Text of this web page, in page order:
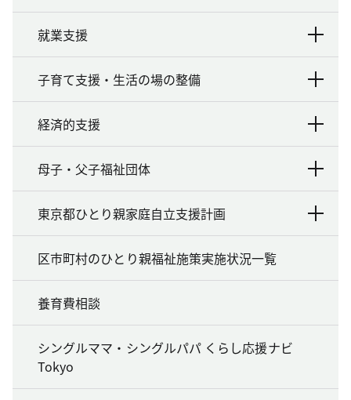
就業支援
子育て支援・生活の場の整備
経済的支援
母子・父子福祉団体
東京都ひとり親家庭自立支援計画
区市町村のひとり親福祉施策実施状況一覧
養育費相談
シングルママ・シングルパパ くらし応援ナビ
Tokyo